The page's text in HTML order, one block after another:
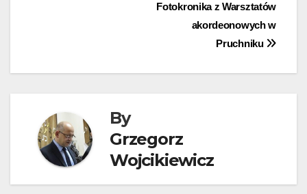
Fotokronika z Warsztatów
akordeonowych w
Pruchniku
By
Grzegorz
Wojcikiewicz